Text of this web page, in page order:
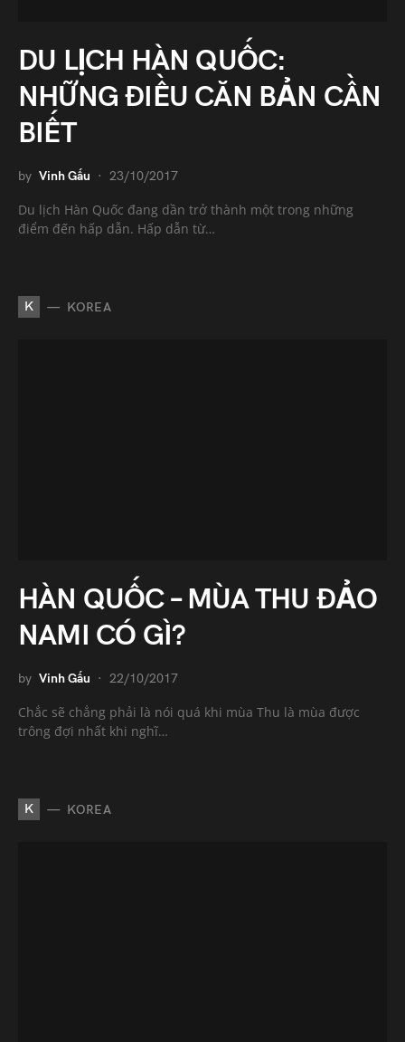
DU LỊCH HÀN QUỐC:
NHỮNG ĐIỀU CĂN BẢN CẦN
BIẾT
by Vinh Gấu 23/10/2017
Du lịch Hàn Quốc đang dần trở thành một trong những
điểm đến hấp dẫn. Hấp dẫn từ…
K KOREA
HÀN QUỐC – MÙA THU ĐẢO
NAMI CÓ GÌ?
by Vinh Gấu 22/10/2017
Chắc sẽ chẳng phải là nói quá khi mùa Thu là mùa được
trông đợi nhất khi nghĩ…
K KOREA